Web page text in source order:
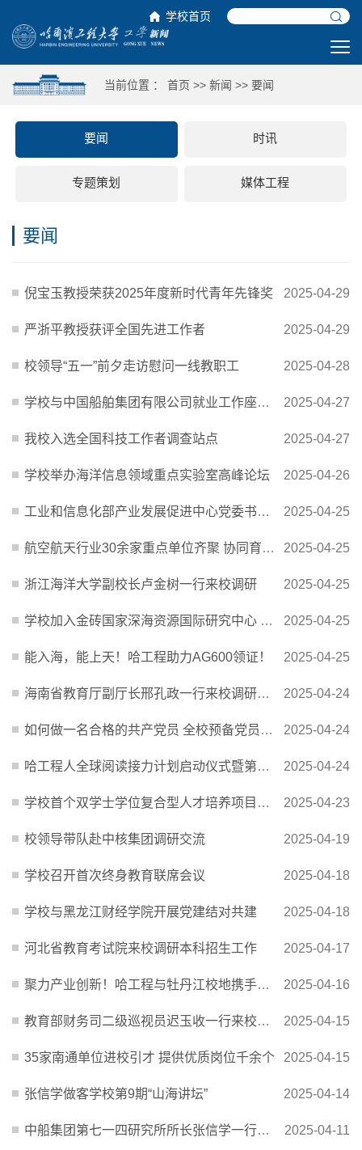
学校首页
当前位置 ： 首页 >> 新闻 >> 要闻
要闻 时讯
专题策划 媒体工程
要闻
倪宝玉教授荣获2025年度新时代青年先锋奖 2025-04-29
严浙平教授获评全国先进工作者 2025-04-29
校领导“五一”前夕走访慰问一线教职工 2025-04-28
学校与中国船舶集团有限公司就业工作座谈会在校召开 2025-04-27
我校入选全国科技工作者调查站点 2025-04-27
学校举办海洋信息领域重点实验室高峰论坛 2025-04-26
工业和信息化部产业发展促进中心党委书记、副主任邢涛一行来校调研 2025-04-25
航空航天行业30余家重点单位齐聚 协同育人共促就业 2025-04-25
浙江海洋大学副校长卢金树一行来校调研 2025-04-25
学校加入金砖国家深海资源国际研究中心 着力推动海洋装备技术开发方向国际合作 2025-04-25
能入海，能上天！哈工程助力AG600领证！ 2025-04-25
海南省教育厅副厅长邢孔政一行来校调研本科招生工作 2025-04-24
如何做一名合格的共产党员 全校预备党员接受思想洗礼 2025-04-24
哈工程人全球阅读接力计划启动仪式暨第十届“龙港杯”读书奖颁奖典礼举行 2025-04-24
学校首个双学士学位复合型人才培养项目获批 2025-04-23
校领导带队赴中核集团调研交流 2025-04-19
学校召开首次终身教育联席会议 2025-04-18
学校与黑龙江财经学院开展党建结对共建 2025-04-18
河北省教育考试院来校调研本科招生工作 2025-04-17
聚力产业创新！哈工程与牡丹江校地携手共谱新篇 2025-04-16
教育部财务司二级巡视员迟玉收一行来校调研 2025-04-15
35家南通单位进校引才 提供优质岗位千余个 2025-04-15
张信学做客学校第9期“山海讲坛” 2025-04-14
中船集团第七一四研究所所长张信学一行来校调研深化合作 2025-04-11